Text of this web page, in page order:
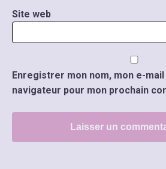
Site web
Enregistrer mon nom, mon e-
navigateur pour mon prochain